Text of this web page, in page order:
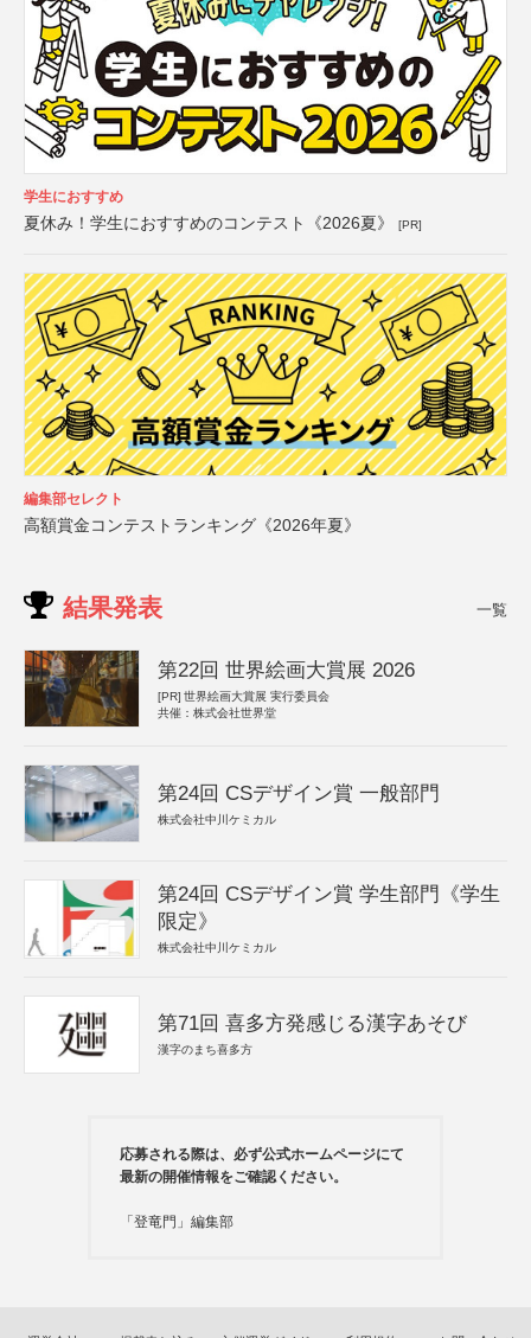
学生におすすめ
夏休み！学生におすすめのコンテスト《2026夏》 [PR]
編集部セレクト
高額賞金コンテストランキング《2026年夏》
結果発表 一覧
第22回 世界絵画大賞展 2026
[PR] 世界絵画大賞展 実行委員会
共催：株式会社世界堂
第24回 CSデザイン賞 一般部門
株式会社中川ケミカル
第24回 CSデザイン賞 学生部門《学生
限定》
株式会社中川ケミカル
第71回 喜多方発感じる漢字あそび
漢字のまち喜多方
応募される際は、必ず公式ホームページにて
最新の開催情報をご確認ください。
「登竜門」編集部